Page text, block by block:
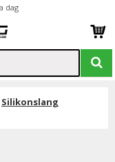
dag
Silikonslang